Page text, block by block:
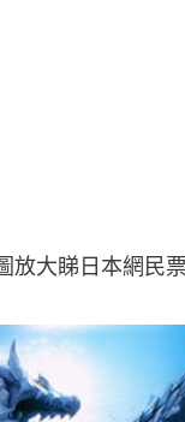
放大睇日本網民